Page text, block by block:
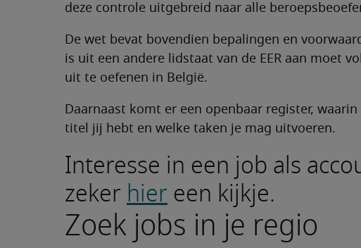
deze controle uitgebreid naar alle
De wet bevat bovendien bepalingen en
is uit een andere lidstaat van de EER aan moet
uit te oefenen in België.
Daarnaast komt er een openbaar register,
titel jij hebt en welke taken je mag uitvoeren.
Interesse in een job als
zekerhiereen kijkje.
Zoek jobs in je regio